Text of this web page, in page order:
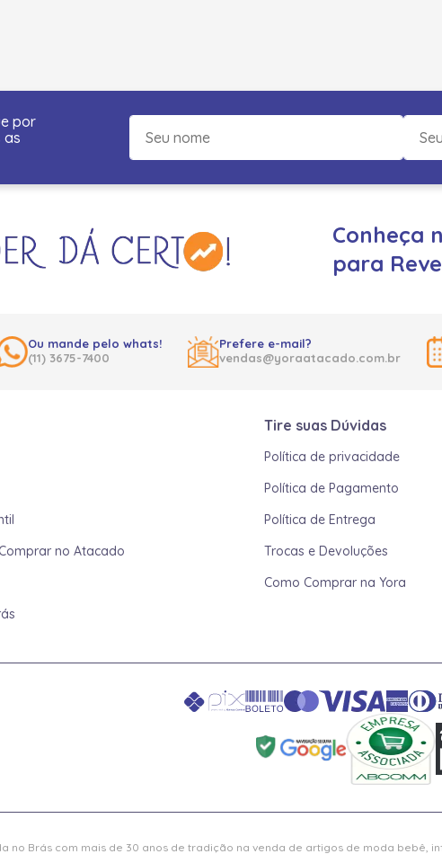
por
as
Conheça
para
Ou mande pelo whats!
(11) 3675-7400
Prefere e-mail?
vendas@yoraatacado.com.br
no Atacado
Tire suas Dúvidas
Política de privacidade
Política de Pagamento
Política de Entrega
Trocas e Devoluções
Como Comprar na Yora
no Brás com mais de 30 anos de tradição na venda de artigos de moda